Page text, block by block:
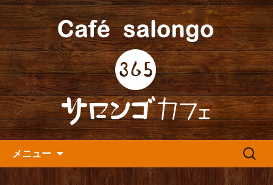
人形町の『365(サロンゴ)カフ
ェ』よりお知らせ
人形町の音楽カフェ『365カフェ』より
最新情報をお届けします。
メニュー
検